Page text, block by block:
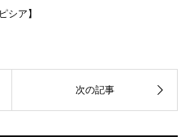
シア】